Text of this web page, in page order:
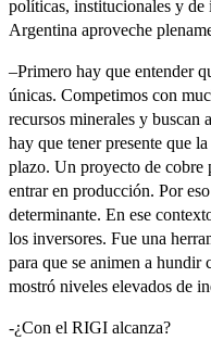
políticas, institucionales y de
Argentina aproveche
–Primero hay que entender
únicas. Competimos con
recursos minerales y buscan
hay que tener presente que
plazo. Un proyecto de cobre
entrar en producción. Por
determinante. En ese
los inversores. Fue una
para que se animen a hundir
mostró niveles elevados de
-¿Con el RIGI alcanza?